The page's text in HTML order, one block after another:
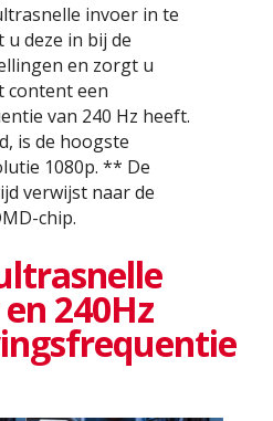
invoer in te
u deze in bij de
en zorgt u
content een
van 240 Hz heeft.
is de hoogste
1080p. ** De
verwijst naar de
chip.
240Hz